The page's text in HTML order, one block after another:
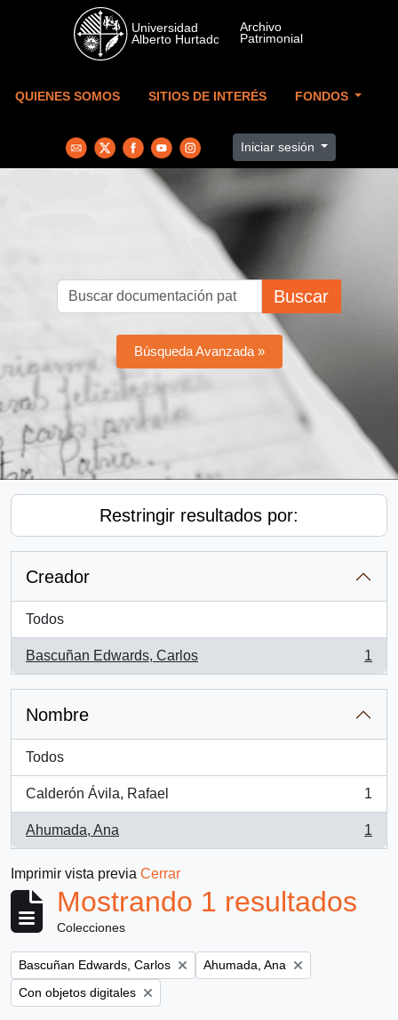
Skip to main content
QUIENES SOMOS SITIOS DE INTERÉS FONDOS
Iniciar sesión
Buscar
Búsqueda Avanzada »
Restringir resultados por:
Creador
Todos
Bascuñan Edwards, Carlos
, 1 resultados
1
Nombre
Todos
Calderón Ávila, Rafael
, 1 resultados
1
Ahumada, Ana
, 1 resultados
1
Imprimir vista previa Cerrar
Mostrando 1 resultados
Colecciones
Remove filter:
Bascuñan Edwards, Carlos Remove filter:
Ahumada, Ana
Remove filter:
Con objetos digitales